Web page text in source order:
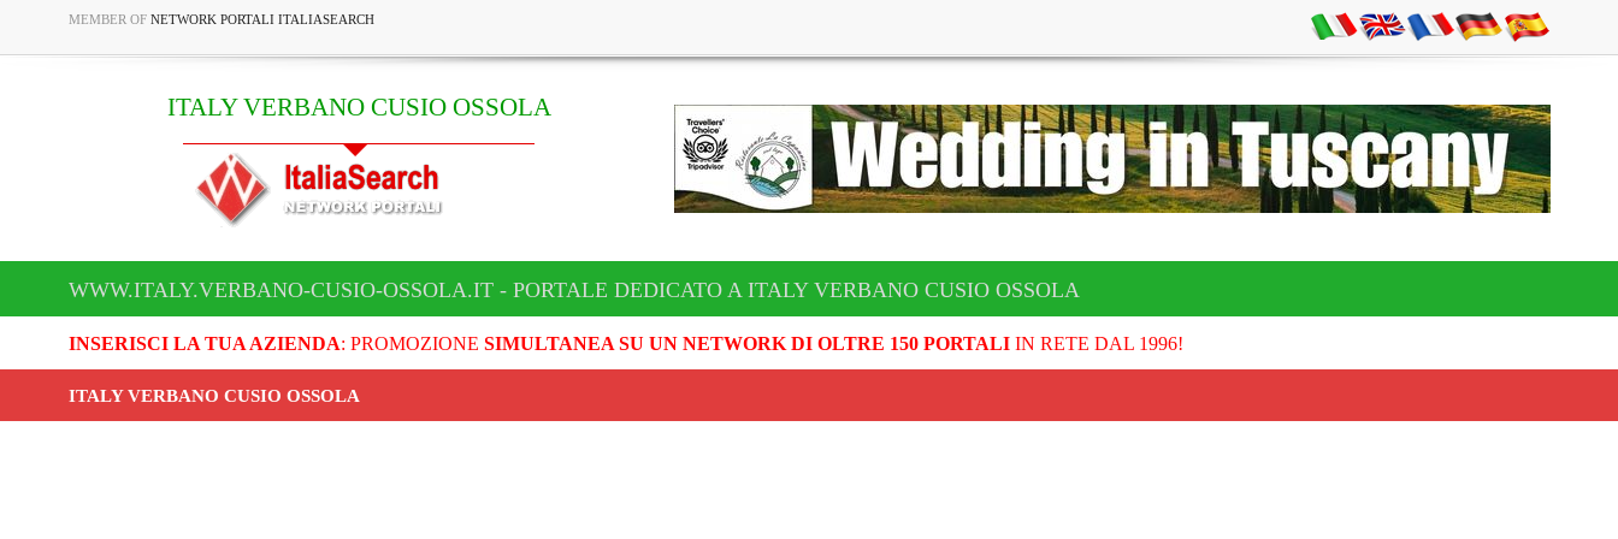
MEMBER OF NETWORK PORTALI ITALIASEARCH
ITALY VERBANO CUSIO OSSOLA
WWW.ITALY.VERBANO-CUSIO-OSSOLA.IT - PORTALE DEDICATO A ITALY VERBANO CUSIO OSSOLA
INSERISCI LA TUA AZIENDA: PROMOZIONE SIMULTANEA SU UN NETWORK DI OLTRE 150 PORTALIIN RETE DAL 1996!
ITALY VERBANO CUSIO OSSOLA